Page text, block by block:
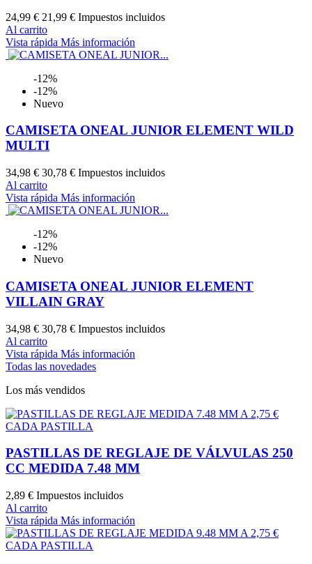
24,99 € 21,99 € Impuestos incluidos
Al carrito
Vista rápida Más información
-12%
-12%
Nuevo
CAMISETA ONEAL JUNIOR ELEMENT WILD
MULTI
34,98 € 30,78 € Impuestos incluidos
Al carrito
Vista rápida Más información
-12%
-12%
Nuevo
CAMISETA ONEAL JUNIOR ELEMENT
VILLAIN GRAY
34,98 € 30,78 € Impuestos incluidos
Al carrito
Vista rápida Más información
Todas las novedades
Los más vendidos
PASTILLAS DE REGLAJE DE VÁLVULAS 250
CC MEDIDA 7.48 MM
2,89 € Impuestos incluidos
Al carrito
Vista rápida Más información